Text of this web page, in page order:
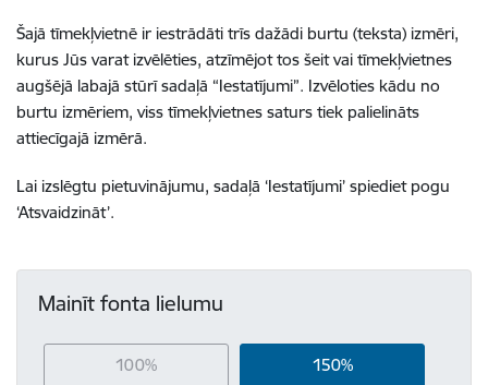
Šajā tīmekļvietnē ir iestrādāti trīs dažādi burtu (teksta) izmēri,
kurus Jūs varat izvēlēties, atzīmējot tos šeit vai tīmekļvietnes
augšējā labajā stūrī sadaļā “Iestatījumi”. Izvēloties kādu no
burtu izmēriem, viss tīmekļvietnes saturs tiek palielināts
attiecīgajā izmērā.
Lai izslēgtu pietuvinājumu, sadaļā ‘Iestatījumi’ spiediet pogu
‘Atsvaidzināt’.
Mainīt fonta lielumu
100% 150%